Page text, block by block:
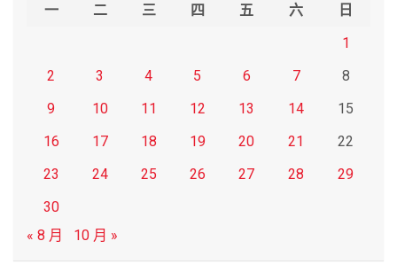
一 二 三 四 五 六
日
1
2
3 4 5 6 7
8
9
10 11 12 13 14
15
16
17 18 19 20 21
22
23
24 25 26 27 28
29
30
« 8 月
10 月 »